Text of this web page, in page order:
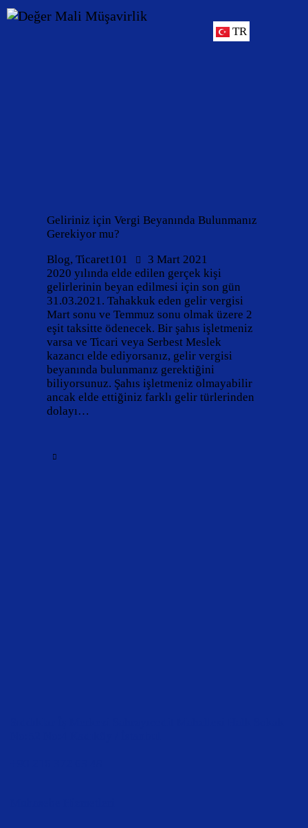
TR
Geliriniz için Vergi Beyanında Bulunmanız
Gerekiyor mu?
Blog, Ticaret101
3 Mart 2021
2020 yılında elde edilen gerçek kişi
gelirlerinin beyan edilmesi için son gün
31.03.2021. Tahakkuk eden gelir vergisi
Mart sonu ve Temmuz sonu olmak üzere 2
eşit taksitte ödenecek. Bir şahıs işletmeniz
varsa ve Ticari veya Serbest Meslek
kazancı elde ediyorsanız, gelir vergisi
beyanında bulunmanız gerektiğini
biliyorsunuz. Şahıs işletmeniz olmayabilir
ancak elde ettiğiniz farklı gelir türlerinden
dolayı…